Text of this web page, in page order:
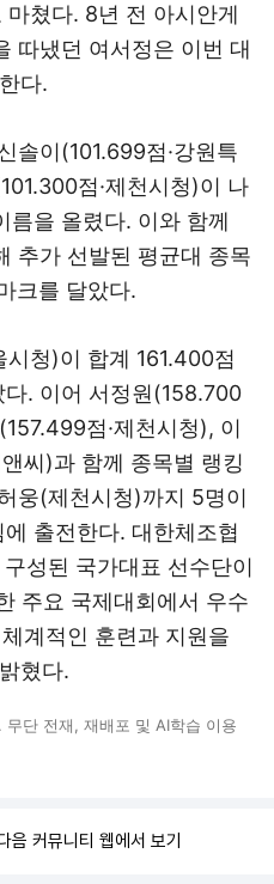
쳤다. 8년 전 아시안게
따냈던 여서정은 이번 대
다.
솔이(101.699점·강원특
점·제천시청)이 나
름을 올렸다. 이와 함께
추가 선발된 평균대 종목
크를 달았다.
청)이 합계 161.400점
. 이어 서정원(158.700
점·제천시청), 이
씨)과 함께 종목별 랭킹
웅(제천시청)까지 5명이
출전한다. 대한체조협
성된 국가대표 선수단이
주요 국제대회에서 우수
계적인 훈련과 지원을
혔다.
단 전재, 재배포 및 AI학습 이용
음 커뮤니티 웹에서 보기